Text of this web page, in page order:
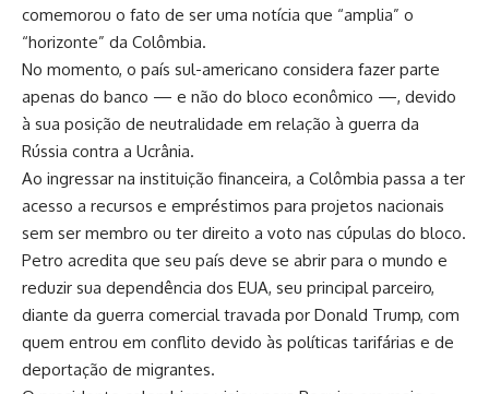
comemorou o fato de ser uma notícia que “amplia” o
“horizonte” da Colômbia.
No momento, o país sul-americano considera fazer parte
apenas do banco — e não do bloco econômico —, devido
à sua posição de neutralidade em relação à guerra da
Rússia contra a Ucrânia.
Ao ingressar na instituição financeira, a Colômbia passa a ter
acesso a recursos e empréstimos para projetos nacionais
sem ser membro ou ter direito a voto nas cúpulas do bloco.
Petro acredita que seu país deve se abrir para o mundo e
reduzir sua dependência dos EUA, seu principal parceiro,
diante da guerra comercial travada por Donald Trump, com
quem entrou em conflito devido às políticas tarifárias e de
deportação de migrantes.